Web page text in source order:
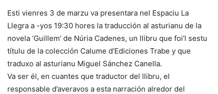
Esti vienres 3 de marzu va presentara nel Espaciu La
Llegra a -yos 19:30 hores la traducción al asturianu de la
novela ‘Guillem’ de Núria Cadenes, un llibru que foi’l sestu
títulu de la colección Calume d’Ediciones Trabe y que
traduxo al asturianu Miguel Sánchez Canella.
Va ser él, en cuantes que traductor del llibru, el
responsable d’averavos a esta narración alredor del